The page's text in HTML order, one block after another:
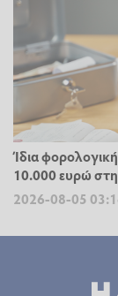
Ίδια
10.000 ευρώ
2026-08-05